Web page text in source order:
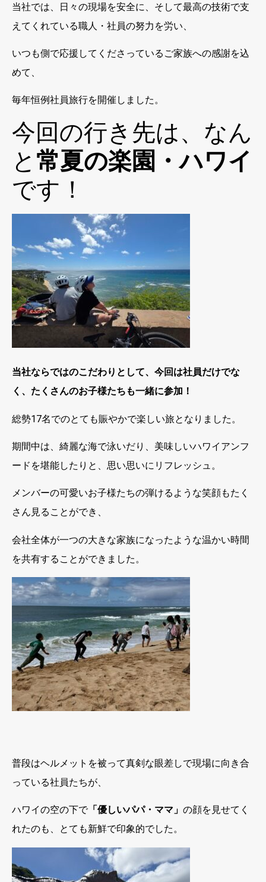
当社では、日々の現場を安全に、そして最高の技術で支
えてくれている職人・社員の努力を労い、
いつも側で応援してくださっているご家族への感謝を込
めて、
毎年恒例社員旅行を開催しました。
今回の行き先は、なん
と 常夏の楽園・ハワイ
です！
当社ならではのこだわりとして、今回は社員だけでな
く、たくさんのお子様たちも一緒に参加！
総勢17名でのとても賑やかで楽しい旅となりました。
期間中は、綺麗な海で泳いだり、美味しいハワイアンフ
ードを堪能したりと、思い思いにリフレッシュ。
メンバーの可愛いお子様たちの弾けるような笑顔もたく
さん見ることができ、
会社全体が一つの大きな家族になったような温かい時間
を共有することができました。
普段はヘルメットを被って真剣な眼差しで現場に向き合
っている社員たちが、
ハワイの空の下で「優しいパパ・ママ」 の顔を見せてく
れたのも、とても新鮮で印象的でした。